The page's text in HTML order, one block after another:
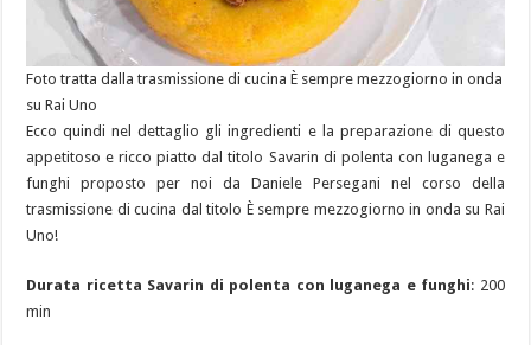
Foto tratta dalla trasmissione di cucina È sempre mezzogiorno in onda
su Rai Uno
Ecco quindi nel dettaglio gli ingredienti e la preparazione di questo
appetitoso e ricco piatto dal titolo Savarin di polenta con luganega e
funghi proposto per noi da Daniele Persegani nel corso della
trasmissione di cucina dal titolo È sempre mezzogiorno in onda su Rai
Uno!
Durata ricetta Savarin di polenta con luganega e funghi: 200
min